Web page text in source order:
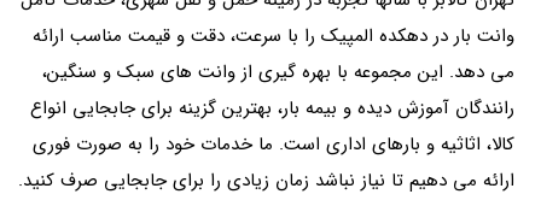
وانت بار در دهکده المپیک را با سرعت، دقت و قیمت مناسب ارائه
می دهد. این مجموعه با بهره گیری از وانت‌ های سبک و سنگین،
رانندگان آموزش‌ دیده و بیمه بار، بهترین گزینه برای جابجایی انواع
کالا، اثاثیه و بارهای اداری است. ما خدمات خود را به صورت فوری
ارائه می دهیم تا نیاز نباشد زمان زیادی را برای جابجایی صرف کنید.